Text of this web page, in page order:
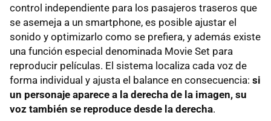
control independiente para los pasajeros traseros que
se asemeja a un smartphone, es posible ajustar el
sonido y optimizarlo como se prefiera, y además existe
una función especial denominada Movie Set para
reproducir películas. El sistema localiza cada voz de
forma individual y ajusta el balance en consecuencia: si
un personaje aparece a la derecha de la imagen, su
voz también se reproduce desde la derecha.